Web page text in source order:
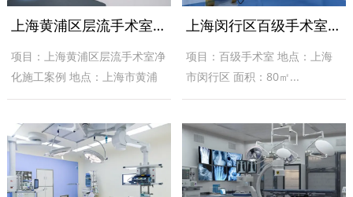
上海黄浦区层流手术室净化施工案例
项目：上海黄浦区层流手术室净
化施工案例 地点：上海市黄浦
区 面积：200㎡...
上海闵行区百级手术室设计装修案例
项目：百级手术室 地点：上海
市闵行区 面积：80㎡...